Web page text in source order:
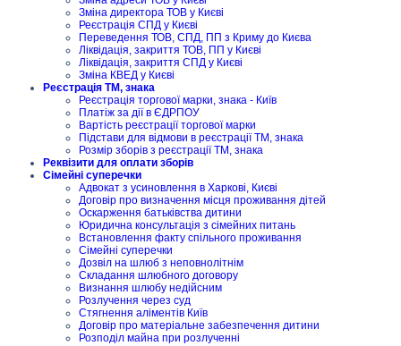
Зміна директора ТОВ у Києві
Реєстрація СПД у Києві
Переведення ТОВ, СПД, ПП з Криму до Києва
Ліквідація, закриття ТОВ, ПП у Києві
Ліквідація, закриття СПД у Києві
Зміна КВЕД у Києві
Реєстрація ТМ, знака
Реєстрація торгової марки, знака - Київ
Платіж за дії в ЄДРПОУ
Вартість реєстрації торгової марки
Підстави для відмови в реєстрації ТМ, знака
Розмір зборів з реєстрації ТМ, знака
Реквізити для оплати зборів
Сімейні суперечки
Адвокат з усиновлення в Харкові, Києві
Договір про визначення місця проживання дітей
Оскарження батьківства дитини
Юридична консультація з сімейних питань
Встановлення факту спільного проживання
Сімейні суперечки
Дозвіл на шлюб з неповнолітнім
Складання шлюбного договору
Визнання шлюбу недійсним
Розлучення через суд
Стягнення аліментів Київ
Договір про матеріальне забезпечення дитини
Розподіл майна при розлученні